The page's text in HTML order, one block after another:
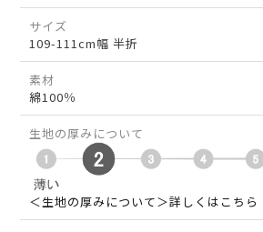
サイズ
109-111cm幅 半折
素材
綿100％
生地の厚みについて
＜生地の厚みについて＞詳しくはこちら